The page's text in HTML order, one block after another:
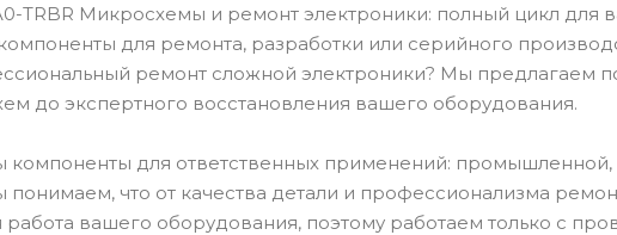
TRBR Микросхемы и ремонт электроники: полный цикл для
для ремонта, разработки или серийного
ремонт сложной электроники? Мы предлагаем
до экспертного восстановления вашего оборудования.
компоненты для ответственных применений:
что от качества детали и профессионализма
вашего оборудования, поэтому работаем только с